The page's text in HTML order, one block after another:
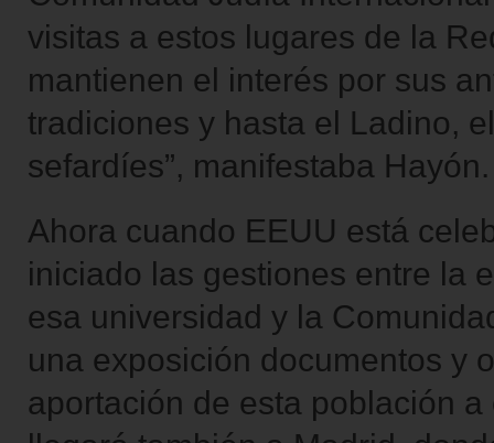
visitas a estos lugares de la
mantienen el interés por sus
tradiciones y hasta el Ladino,
sefardíes”, manifestaba Hayón.
Ahora cuando EEUU está
iniciado las gestiones entre la
esa universidad y la
una exposición documentos y
aportación de esta población